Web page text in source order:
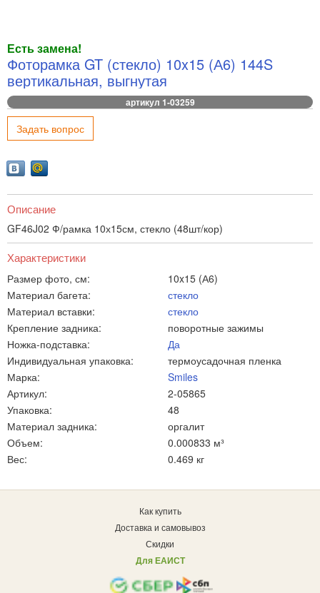
Есть замена!
Фоторамка GT (стекло) 10x15 (А6) 144S
вертикальная, выгнутая
артикул 1-03259
Задать вопрос
Описание
GF46J02 Ф/рамка 10х15см, стекло (48шт/кор)
Характеристики
Размер фото, см:
10x15 (А6)
Материал багета:
стекло
Материал вставки:
стекло
Крепление задника:
поворотные зажимы
Ножка-подставка:
Да
Индивидуальная упаковка:
термоусадочная пленка
Марка:
Smiles
Артикул:
2-05865
Упаковка:
48
Материал задника:
оргалит
Объем:
0.000833 м³
Вес:
0.469 кг
Как купить
Доставка и самовывоз
Скидки
Для ЕАИСТ